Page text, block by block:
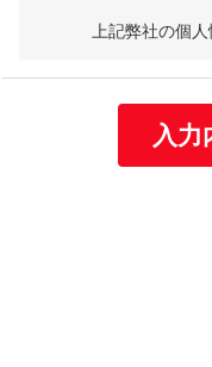
人情報の保護に関す
たします。
個人情報
上記弊社の個